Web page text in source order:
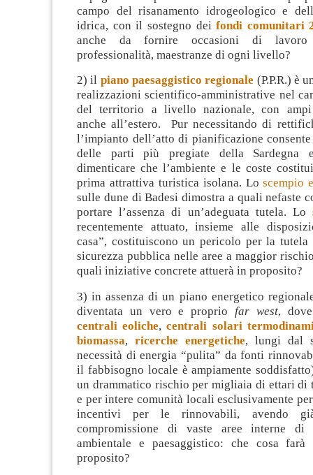
campo del risanamento idrogeologico e
idrica, con il sostegno deifondi comunitari
anche da fornire occasioni di lavoro
professionalità, maestranze di ogni livello?
2) il piano paesaggistico regionale (P.P.R.) è
realizzazioni scientifico-amministrative nel
del territorio a livello nazionale, con ampi
anche all’estero. Pur necessitando di
l’impianto dell’atto di pianificazione
delle parti più pregiate della Sardegna
dimenticare che l’ambiente e le coste
prima attrattiva turistica isolana. Loscempio
sulle dune di Badesi dimostra a quali nefaste
portare l’assenza di un’adeguata tutela. Lo
recentemente attuato, insieme alle
casa”, costituiscono un pericolo per la tutela
sicurezza pubblica nelle aree a maggior
quali iniziative concrete attuerà in proposito?
3) in assenza di un piano energetico
diventata un vero e proprio far west,
centrali eoliche,centrali solari
biomassa, ricerche energetiche, lungi dal
necessità di energia “pulita” da fonti
il fabbisogno locale è ampiamente
un drammatico rischio per migliaia di ettari di
e per intere comunità locali esclusivamente
incentivi per le rinnovabili, avendo
compromissione di vaste aree interne di
ambientale e paesaggistico: che cosa
proposito?